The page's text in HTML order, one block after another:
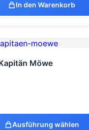
In den Warenkorb
Möwe
Ausführung wählen